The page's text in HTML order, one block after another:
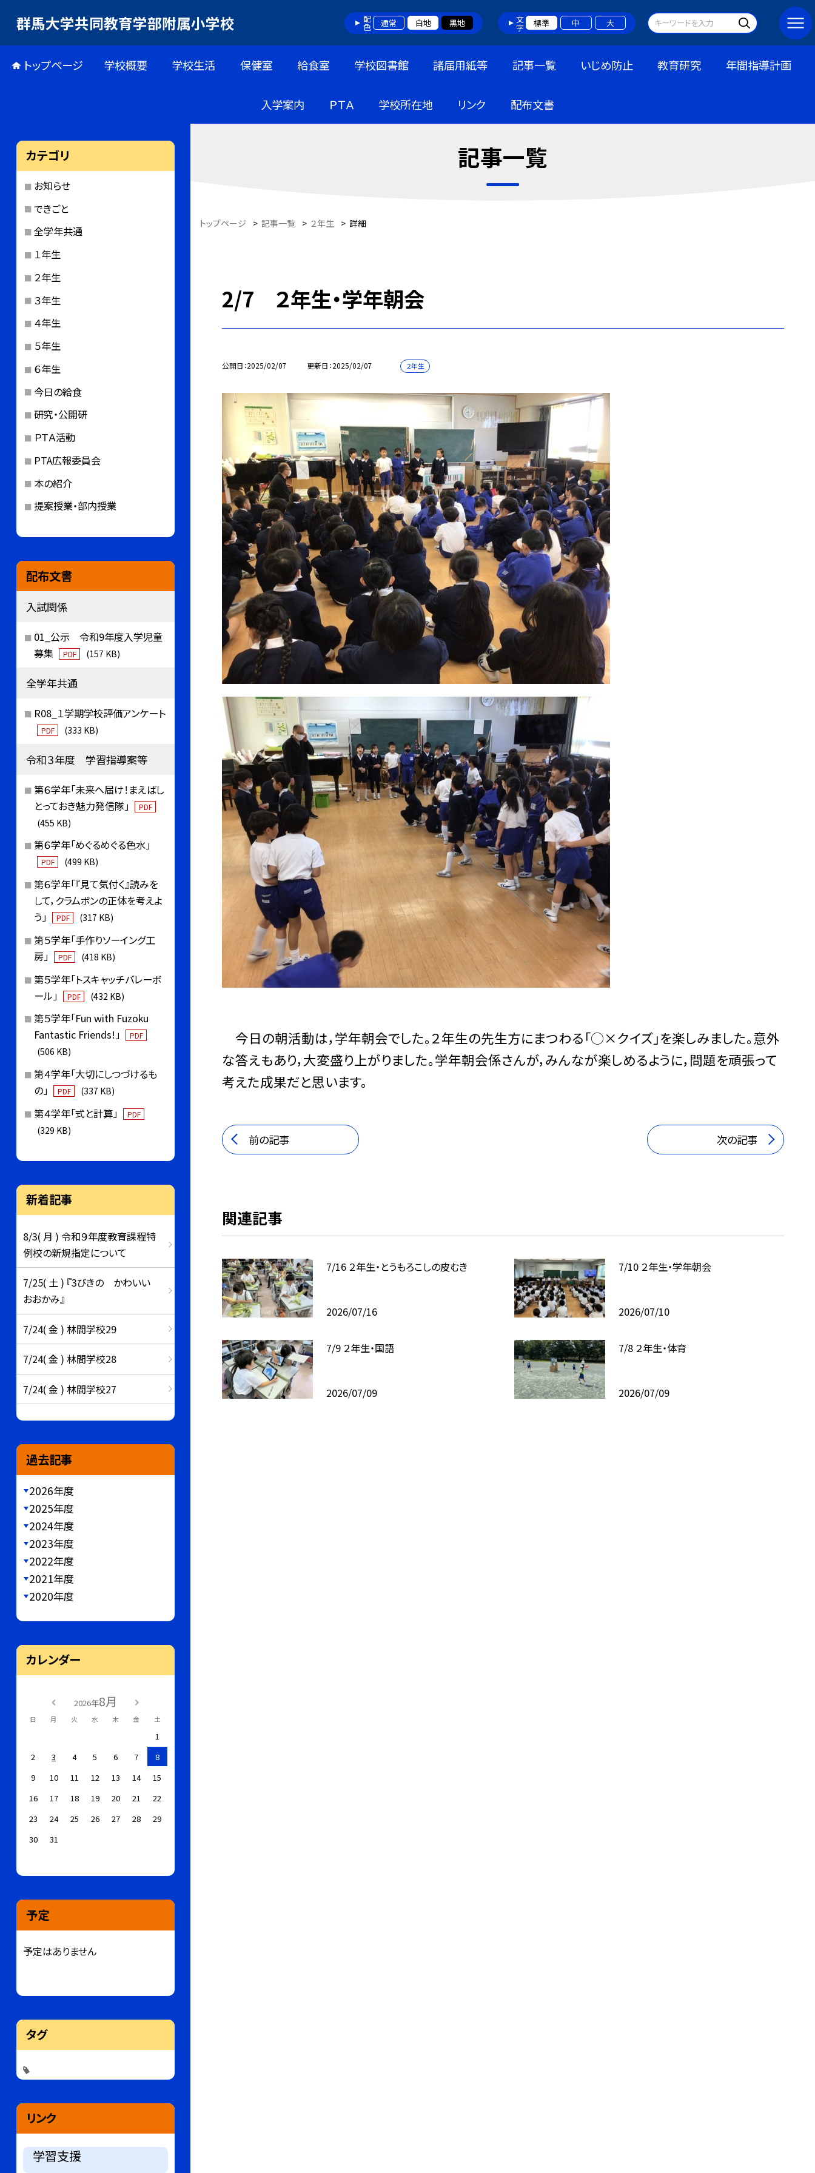
群馬大学共同教育学部附属小学校 配色 通常 白地 黒地 文字 標準 中 大
トップページ 学校概要 学校生活 保健室 給食室 学校図書館 諸届用紙等 記事一覧 いじめ防止 教育研究 年間指導計画
入学案内 ＰＴＡ 学校所在地 リンク 配布文書
記事一覧
トップページ > 記事一覧 > ２年生 > 詳細
2/7 ２年生・学年朝会
公開日 2025/02/07 更新日 2025/02/07 ２年生
今日の朝活動は，学年朝会でした。２年生の先生方にまつわる「◯×クイズ」を楽しみました。意外
な答えもあり，大変盛り上がりました。学年朝会係さんが，みんなが楽しめるように，問題を頑張って
考えた成果だと思います。
前の記事 次の記事
関連記事
7/16 ２年生・とうもろこしの皮むき
2026/07/16
7/10 ２年生・学年朝会
2026/07/10
7/9 ２年生・国語
2026/07/09
7/8 ２年生・体育
2026/07/09
カテゴリ
お知らせ
できごと
全学年共通
１年生
２年生
３年生
４年生
５年生
６年生
今日の給食
研究・公開研
ＰＴＡ活動
PTA広報委員会
本の紹介
提案授業・部内授業
配布文書
入試関係
01_公示 令和9年度入学児童
募集
PDF (157 KB)
全学年共通
R08_１学期学校評価アンケート
PDF (333 KB)
令和３年度 学習指導案等
第６学年「未来へ届け！まえばし
とっておき魅力発信隊」
PDF
(455 KB)
第６学年「めぐるめぐる色水」
PDF (499 KB)
第６学年「『見て気付く』読みを
して，クラムボンの正体を考えよ
う」
PDF (317 KB)
第５学年「手作りソーイング工
房」
PDF (418 KB)
第５学年「トスキャッチバレーボ
ール」
PDF (432 KB)
第５学年「Fun with Fuzoku
Fantastic Friends!」
PDF
(506 KB)
第４学年「大切にしつづけるも
の」
PDF (337 KB)
第４学年「式と計算」 PDF
(329 KB)
新着記事
8/3( 月 ) 令和９年度教育課程特
例校の新規指定について
7/25( 土 ) 『3びきの かわいい
おおかみ』
7/24( 金 ) 林間学校29
7/24( 金 ) 林間学校28
7/24( 金 ) 林間学校27
過去記事
2026年度
2025年度
2024年度
2023年度
2022年度
2021年度
2020年度
カレンダー
2026年8月
日 月 火 水 木 金 土
1
2
3 4 5 6 7
8
9
10 11 12 13 14
15
16
17 18 19 20 21
22
23
24 25 26 27 28
29
30
31
予定
予定はありません
タグ
リンク
学習支援